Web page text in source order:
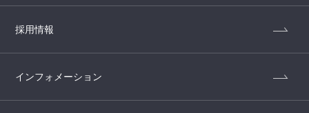
採用情報
インフォメーション